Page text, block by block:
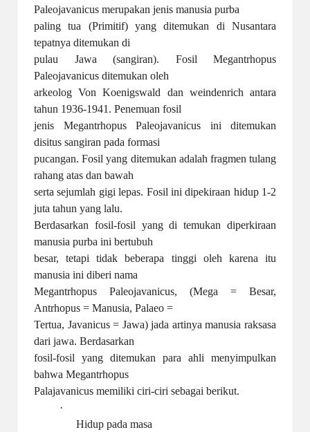
Paleojavanicus merupakan jenis manusia purba
paling tua (Primitif) yang ditemukan di Nusantara
tepatnya ditemukan di
pulau Jawa (sangiran). Fosil Megantrhopus
Paleojavanicus ditemukan oleh
arkeolog Von Koenigswald dan weindenrich antara
tahun 1936-1941. Penemuan fosil
jenis Megantrhopus Paleojavanicus ini ditemukan
disitus sangiran pada formasi
pucangan. Fosil yang ditemukan adalah fragmen tulang
rahang atas dan bawah
serta sejumlah gigi lepas. Fosil ini dipekiraan hidup 1-2
juta tahun yang lalu.
Berdasarkan fosil-fosil yang di temukan diperkiraan
manusia purba ini bertubuh
besar, tetapi tidak beberapa tinggi oleh karena itu
manusia ini diberi nama
Megantrhopus Paleojavanicus, (Mega = Besar,
Antrhopus = Manusia, Palaeo =
Tertua, Javanicus = Jawa) jada artinya manusia raksasa
dari jawa. Berdasarkan
fosil-fosil yang ditemukan para ahli menyimpulkan
bahwa Megantrhopus
Palajavanicus memiliki ciri-ciri sebagai berikut.
·
Hidup pada masa